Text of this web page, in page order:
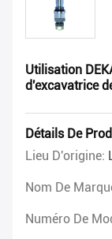
Utilisation
d'excavatrice
Détails De
Lieu D'origine:
Nom De
Numéro De